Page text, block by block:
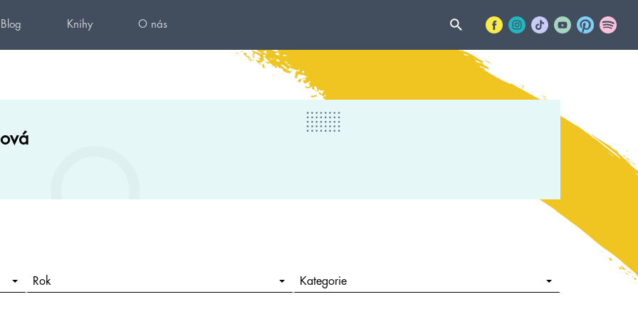
Blog Knihy O nás
Rok Kategorie